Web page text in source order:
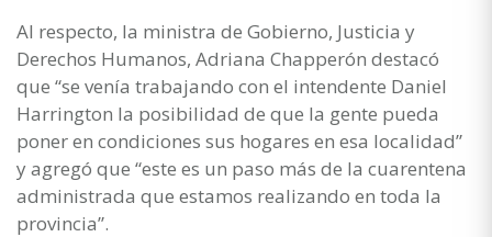
Al respecto, la ministra de Gobierno, Justicia y
Derechos Humanos, Adriana Chapperón destacó
que “se venía trabajando con el intendente Daniel
Harrington la posibilidad de que la gente pueda
poner en condiciones sus hogares en esa localidad”
y agregó que “este es un paso más de la cuarentena
administrada que estamos realizando en toda la
provincia”.